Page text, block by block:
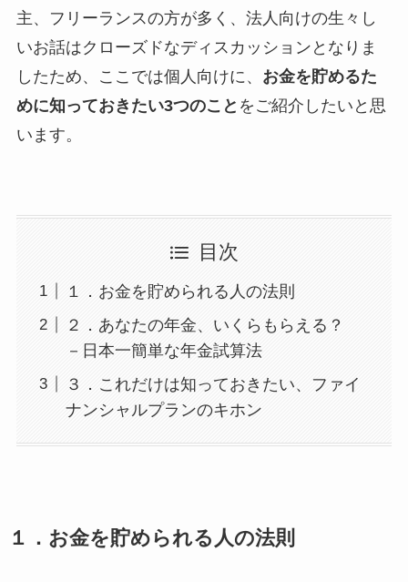
主、フリーランスの方が多く、法人向けの生々し
いお話はクローズドなディスカッションとなりま
したため、ここでは個人向けに、 お金を貯めるた
めに知っておきたい3つのこと をご紹介したいと思
います。
目次
１．お金を貯められる人の法則
２．あなたの年金、いくらもらえる？
－日本一簡単な年金試算法
３．これだけは知っておきたい、ファイ
ナンシャルプランのキホン
１．お金を貯められる人の法則